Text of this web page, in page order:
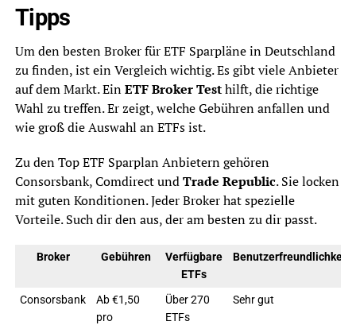
Tipps
Um den besten Broker für ETF Sparpläne in Deutschland
zu finden, ist ein Vergleich wichtig. Es gibt viele Anbieter
auf dem Markt. EinETF Broker Testhilft, die richtige
Wahl zu treffen. Er zeigt, welche Gebühren anfallen und
wie groß die Auswahl an ETFs ist.
Zu den Top ETF Sparplan Anbietern gehören
Consorsbank, Comdirect undTrade Republic. Sie locken
mit guten Konditionen. Jeder Broker hat spezielle
Vorteile. Such dir den aus, der am besten zu dir passt.
Broker Gebühren
Verfügbare
ETFs
Benutzerfreundlichkeit
Consorsbank
Ab €1,50
pro
Über 270
ETFs
Sehr gut